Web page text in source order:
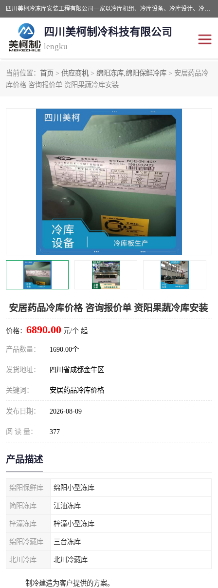
四川美柯冷冻库安装工程有限公司一家以冷库机组、冷库设备、冷库设计、冷冻库设备销售、冷库安装、冻库安装价格及技术服务为一体的综合企业，咨询热线：同等设备材料优惠10% 。公司各种类型安装组合式冷库、冷冻库、冷藏库、气调保鲜库、并提供成套设备供应、安装与调试、维护与维修、技术咨询、操作维修人员技术培训等
四川美柯制冷科技有限公司
lengku
当前位置： 首页 > 供应商机 > 绵阳冻库,绵阳保鲜冷库 > 安居药品冷
库价格 咨询报价单 资阳果蔬冷库安装
安居药品冷库价格 咨询报价单 资阳果蔬冷库安装
价格： 6890.00 元/个 起
产品数量： 1690.00个
发货地址： 四川省成都金牛区
关键词： 安居药品冷库价格
发布日期： 2026-08-09
阅 读 量： 377
产品描述
绵阳保鲜库 绵阳小型冻库
简阳冻库 江油冻库
梓潼冻库 梓潼小型冻库
绵阳冷藏库 三台冻库
北川冷库 北川冷藏库
制冷建造为客户提供的方案。
冷库安装，冷库价格
成都冻库，成都冻库价格 绵阳冻库,绵阳保鲜冷库
德阳冻库安装，德阳冷库 广元冻库安装,广元冻库造
价
南充冻库设计,南充冻库安 遂宁冻库
资阳冻库，资阳冻库安装 泸州冻库，泸州冷库
乐山冻库,乐山保鲜冷库
雅安冷库,雅安冻库 攀枝花冻库
烘干冷链 冻库安装，小型冻库造价
内江冷库，内江冻库 宜宾冷库，宜宾冻库设备